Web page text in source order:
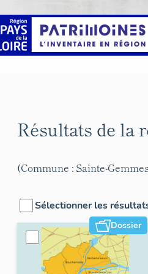
Résultats de la
(Commune : Sainte-
Sélectionner les
Dossier